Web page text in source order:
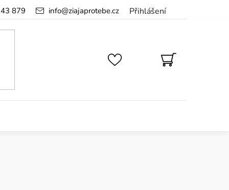
Přihlášení
info@ziajaprotebe.cz
879
NÁKUPNÍ
KOŠÍK